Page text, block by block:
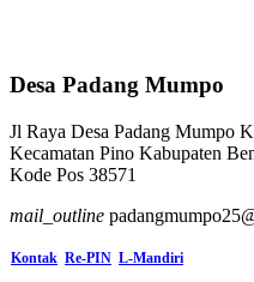
Desa Padang Mumpo
Jl Raya Desa Padang Mumpo
Kecamatan Pino Kabupaten
Kode Pos 38571
mail_outline
Kontak Re-PIN L-Mandiri